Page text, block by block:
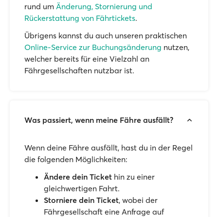
rund um Änderung, Stornierung und
Rückerstattung von Fährtickets.
Übrigens kannst du auch unseren praktischen
Online-Service zur Buchungsänderung nutzen,
welcher bereits für eine Vielzahl an
Fährgesellschaften nutzbar ist.
Was passiert, wenn meine Fähre ausfällt?
Wenn deine Fähre ausfällt, hast du in der Regel
die folgenden Möglichkeiten:
Ändere dein Ticket hin zu einer
gleichwertigen Fahrt.
Storniere dein Ticket, wobei der
Fährgesellschaft eine Anfrage auf